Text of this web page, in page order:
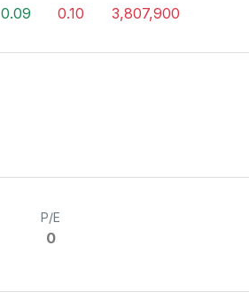
0.09
0.10
3,807,900
P/E
0